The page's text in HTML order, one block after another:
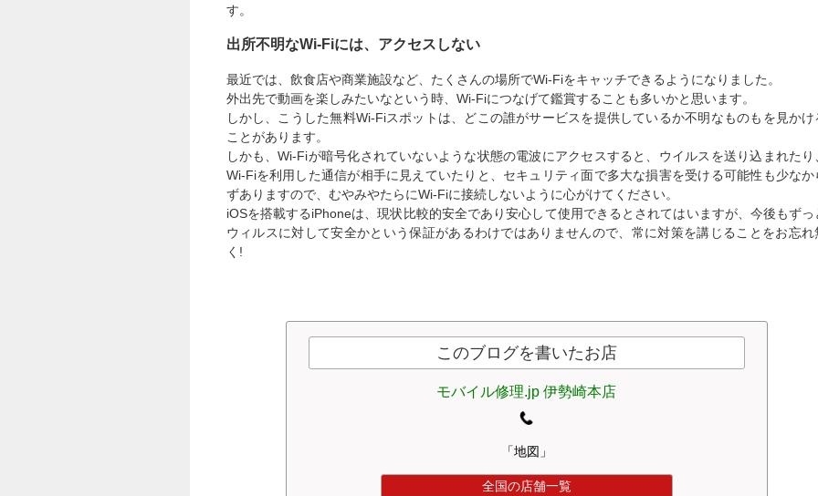
す。
出所不明なWi-Fiには、アクセスしない
最近では、飲食店や商業施設など、たくさんの場所でWi-Fiをキャッチできるようになりました。
外出先で動画を楽しみたいなという時、Wi-Fiにつなげて鑑賞することも多いかと思います。
しかし、こうした無料Wi-Fiスポットは、どこの誰がサービスを提供しているか不明なものもを見かけ
ことがあります。
しかも、Wi-Fiが暗号化されていないような状態の電波にアクセスすると、ウイルスを送り込まれたり
Wi-Fiを利用した通信が相手に見えていたりと、セキュリティ面で多大な損害を受ける可能性も少なか
ずありますので、むやみやたらにWi-Fiに接続しないように心がけてください。
iOSを搭載するiPhoneは、現状比較的安全であり安心して使用できるとされてはいますが、今後もずっ
ウィルスに対して安全かという保証があるわけではありませんので、常に対策を講じることをお忘れ
く!
このブログを書いたお店
モバイル修理.jp 伊勢崎本店
「地図」
全国の店舗一覧